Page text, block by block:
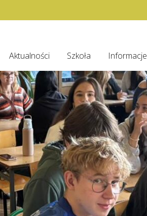
Aktualności Szkoła Informacje